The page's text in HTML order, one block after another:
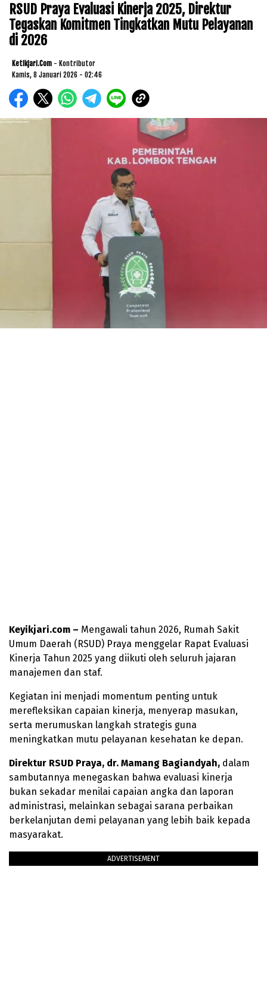
RSUD Praya Evaluasi Kinerja 2025, Direktur
Tegaskan Komitmen Tingkatkan Mutu Pelayanan
di 2026
Ketikjari.com - Kontributor
Kamis, 8 Januari 2026 - 02:46
Keyikjari.com – Mengawali tahun 2026, Rumah Sakit
Umum Daerah (RSUD) Praya menggelar Rapat Evaluasi
Kinerja Tahun 2025 yang diikuti oleh seluruh jajaran
manajemen dan staf.
Kegiatan ini menjadi momentum penting untuk
merefleksikan capaian kinerja, menyerap masukan,
serta merumuskan langkah strategis guna
meningkatkan mutu pelayanan kesehatan ke depan.
Direktur RSUD Praya, dr. Mamang Bagiandyah, dalam
sambutannya menegaskan bahwa evaluasi kinerja
bukan sekadar menilai capaian angka dan laporan
administrasi, melainkan sebagai sarana perbaikan
berkelanjutan demi pelayanan yang lebih baik kepada
masyarakat.
ADVERTISEMENT